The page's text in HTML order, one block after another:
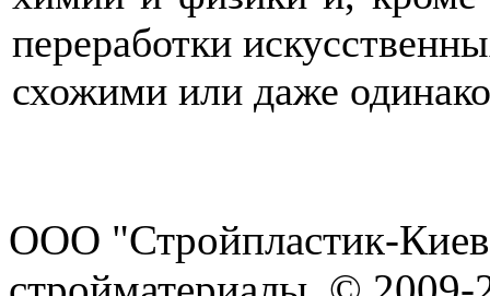
переработки
схожими или даже
ООО "Стройпластик-